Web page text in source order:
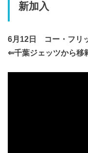
新加入
6月12日 コー・フリ
⇐千葉ジェッツから移